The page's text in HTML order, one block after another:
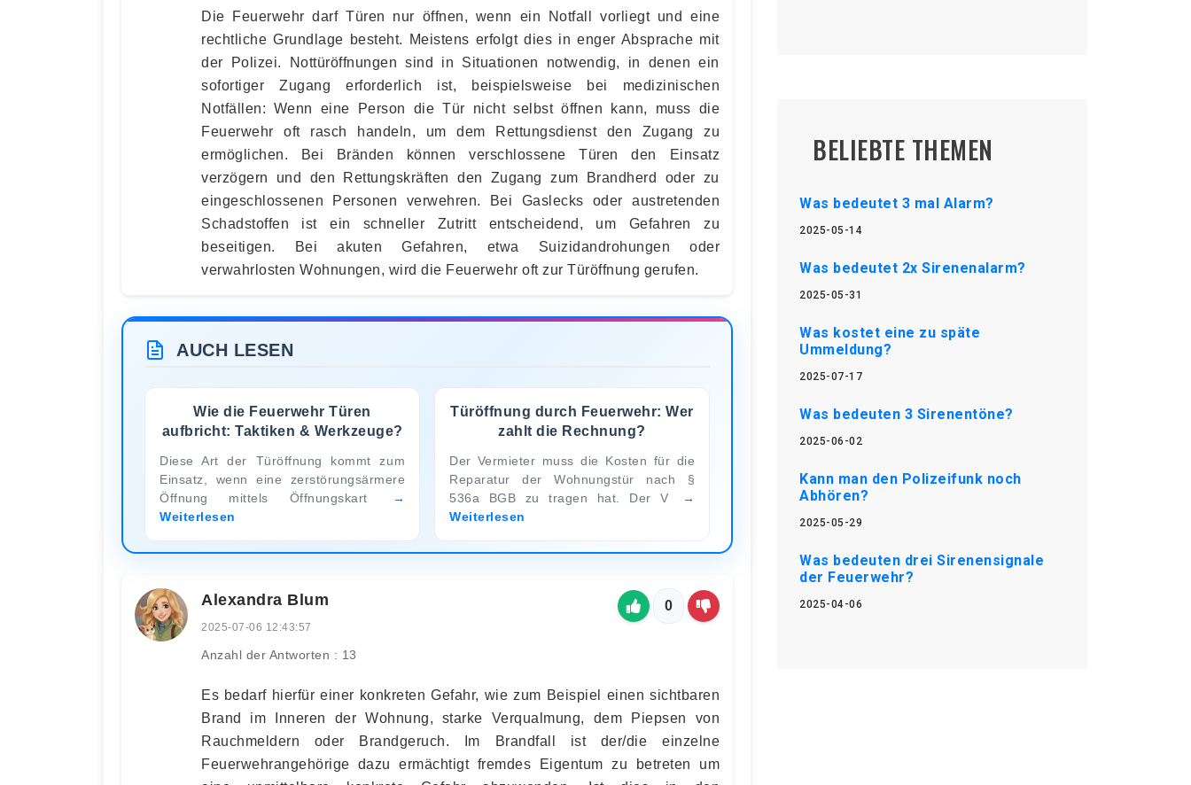
Die Feuerwehr darf Türen nur öffnen, wenn ein Notfall vorliegt und eine
rechtliche Grundlage besteht. Meistens erfolgt dies in enger Absprache mit
der Polizei. Nottüröffnungen sind in Situationen notwendig, in denen ein
sofortiger Zugang erforderlich ist, beispielsweise bei medizinischen
Notfällen: Wenn eine Person die Tür nicht selbst öffnen kann, muss die
Feuerwehr oft rasch handeln, um dem Rettungsdienst den Zugang zu
ermöglichen. Bei Bränden können verschlossene Türen den Einsatz
verzögern und den Rettungskräften den Zugang zum Brandherd oder zu
eingeschlossenen Personen verwehren. Bei Gaslecks oder austretenden
Schadstoffen ist ein schneller Zutritt entscheidend, um Gefahren zu
beseitigen. Bei akuten Gefahren, etwa Suizidandrohungen oder
verwahrlosten Wohnungen, wird die Feuerwehr oft zur Türöffnung gerufen.
AUCH LESEN
Wie die Feuerwehr Türen
aufbricht: Taktiken & Werkzeuge?
Diese Art der Türöffnung kommt zum
Einsatz, wenn eine zerstörungsärmere
Öffnung mittels Öffnungskart
Weiterlesen
Türöffnung durch Feuerwehr: Wer
zahlt die Rechnung?
Der Vermieter muss die Kosten für die
Reparatur der Wohnungstür nach §
536a BGB zu tragen hat. Der V
Weiterlesen
Alexandra Blum
2025-07-06 12:43:57
Anzahl der Antworten : 13
0
Es bedarf hierfür einer konkreten Gefahr, wie zum Beispiel einen sichtbaren
Brand im Inneren der Wohnung, starke Verqualmung, dem Piepsen von
Rauchmeldern oder Brandgeruch. Im Brandfall ist der/die einzelne
Feuerwehrangehörige dazu ermächtigt fremdes Eigentum zu betreten um
BELIEBTE THEMEN
Was bedeutet 3 mal Alarm?
2025-05-14
Was bedeutet 2x Sirenenalarm?
2025-05-31
Was kostet eine zu späte
Ummeldung?
2025-07-17
Was bedeuten 3 Sirenentöne?
2025-06-02
Kann man den Polizeifunk noch
Abhören?
2025-05-29
Was bedeuten drei Sirenensignale
der Feuerwehr?
2025-04-06